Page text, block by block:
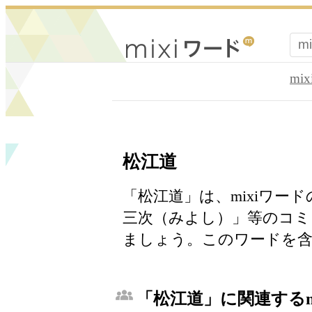
松江道
「松江道」は、mixiワー
三次（みよし）」等のコ
ましょう。このワードを
「松江道」に関連す